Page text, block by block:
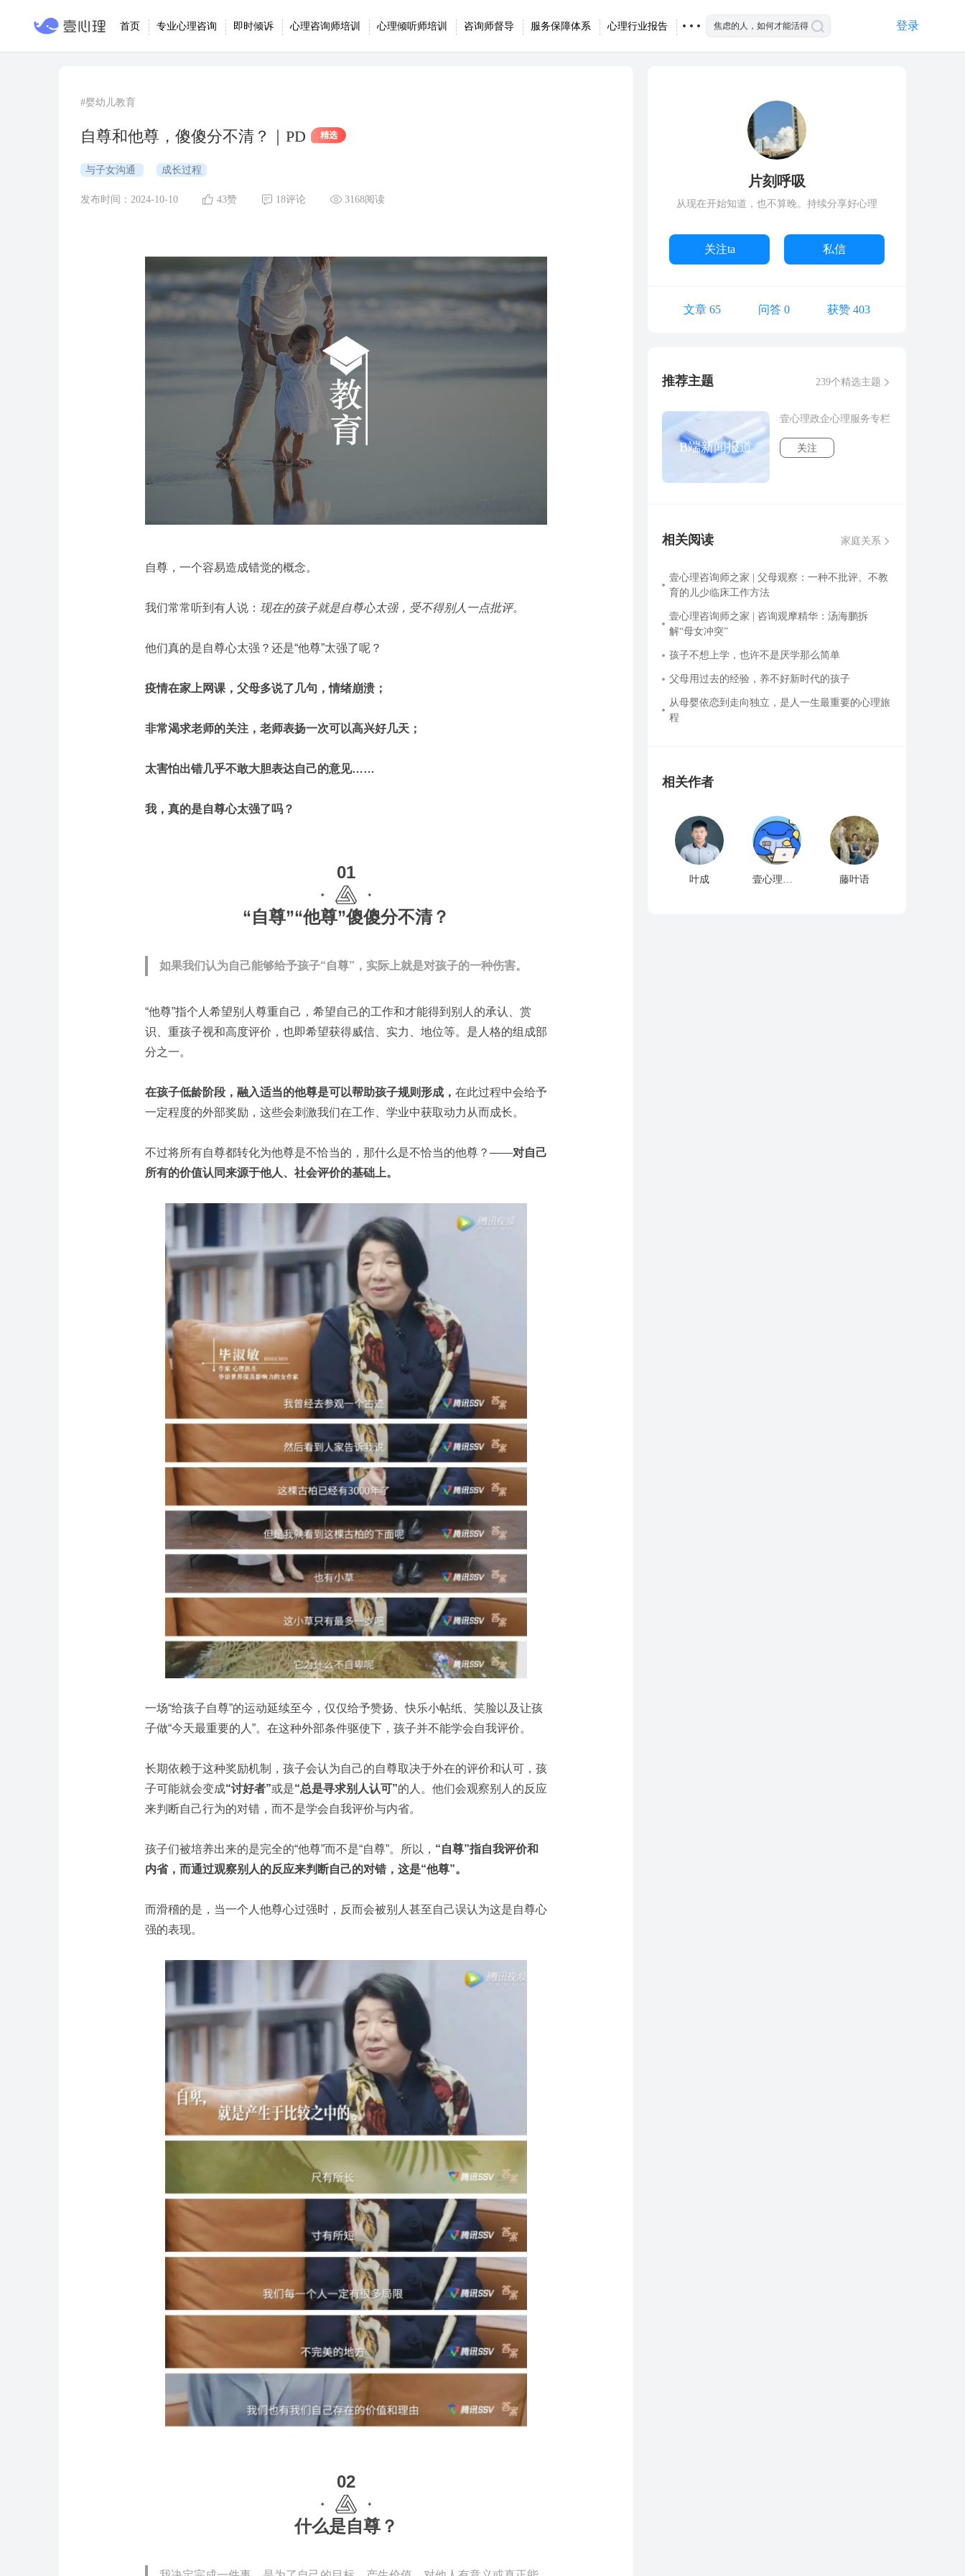
首页 专业心理咨询 即时倾诉 心理咨询师培训 心理倾听师培训 咨询师督导 服务保障体系 心理行业报告 登录
#婴幼儿教育
自尊和他尊，傻傻分不清？｜PD 精选
与子女沟通 成长过程
发布时间：2024-10-10 43赞 18评论 3168阅读
自尊，一个容易造成错觉的概念。
我们常常听到有人说： 现在的孩子就是自尊心太强，受不得别人一点批评。
他们真的是自尊心太强？还是“他尊”太强了呢？
疫情在家上网课，父母多说了几句，情绪崩溃；
非常渴求老师的关注，老师表扬一次可以高兴好几天；
太害怕出错几乎不敢大胆表达自己的意见……
我，真的是自尊心太强了吗？
01
“自尊”“他尊”傻傻分不清？
如果我们认为自己能够给予孩子“自尊”，实际上就是对孩子的一种伤害。
“他尊”指个人希望别人尊重自己，希望自己的工作和才能得到别人的承认、赏
识、重孩子视和高度评价，也即希望获得威信、实力、地位等。是人格的组成部
分之一。
在孩子低龄阶段，融入适当的他尊是可以帮助孩子规则形成， 在此过程中会给予
一定程度的外部奖励，这些会刺激我们在工作、学业中获取动力从而成长。
不过将所有自尊都转化为他尊是不恰当的，那什么是不恰当的他尊？——对自己
所有的价值认同来源于他人、社会评价的基础上。
一场“给孩子自尊”的运动延续至今，仅仅给予赞扬、快乐小帖纸、笑脸以及让孩
子做“今天最重要的人”。在这种外部条件驱使下，孩子并不能学会自我评价。
长期依赖于这种奖励机制，孩子会认为自己的自尊取决于外在的评价和认可，孩
子可能就会变成“讨好者”或是“总是寻求别人认可”的人。他们会观察别人的反应
来判断自己行为的对错，而不是学会自我评价与内省。
孩子们被培养出来的是完全的“他尊”而不是“自尊”。所以， “自尊”指自我评价和
内省，而通过观察别人的反应来判断自己的对错，这是“他尊”。
而滑稽的是，当一个人他尊心过强时，反而会被别人甚至自己误认为这是自尊心
强的表现。
02
什么是自尊？
片刻呼吸
从现在开始知道，也不算晚。持续分享好心理
关注ta 私信
文章 65 问答 0 获赞 403
推荐主题 239个精选主题
B端新闻报道
壹心理政企心理服务专栏
关注
相关阅读 家庭关系
壹心理咨询师之家 | 父母观察：一种不批评、不教
育的儿少临床工作方法
壹心理咨询师之家 | 咨询观摩精华：汤海鹏拆
解“母女冲突”
孩子不想上学，也许不是厌学那么简单
父母用过去的经验，养不好新时代的孩子
从母婴依恋到走向独立，是人一生最重要的心理旅
程
相关作者
叶成 壹心理倾听师 藤叶语